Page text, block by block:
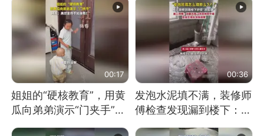
00:17
姐姐的“硬核教育”，用黄
瓜向弟弟演示“门夹手”，
网友：果然言传不如身
00:36
发泡水泥填不满，装修师
傅检查发现漏到楼下：出
风口未延伸到外墙